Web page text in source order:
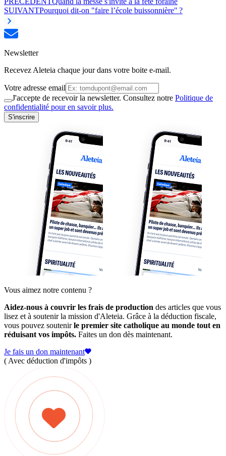
SUIVANTPourquoi dit-on "faire l’école buissonnière" ?
Newsletter
Recevez Aleteia chaque jour dans votre boite e-mail.
Votre adresse email
J'accepte de recevoir la newsletter. Consultez notre Politique de
confidentialité pour en savoir plus.
S'inscrire
Vous aimez notre contenu ?
Aidez-nous à couvrir les frais de production des articles que vous
lisez et à soutenir la mission d'Aleteia. Grâce à la déduction fiscale,
vous pouvez soutenirle premier site catholique au monde tout en
réduisant vos impôts. Faites un don dès maintenant.
Je fais un don maintenant
( Avec déduction d'impôts )